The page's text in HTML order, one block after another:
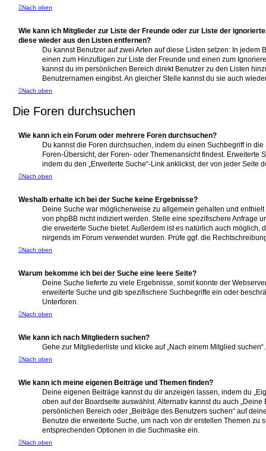
Nach oben
Wie kann ich Mitglieder zur Liste der Freunde oder zur Liste der
diese wieder aus den Listen entfernen?
Du kannst Benutzer auf zwei Arten auf diese Listen setzen: In jedem
einen zum Hinzufügen zur Liste der Freunde und einen zum
kannst du im persönlichen Bereich direkt Benutzer zu den Listen
Benutzernamen eingibst. An gleicher Stelle kannst du sie auch
Nach oben
Die Foren durchsuchen
Wie kann ich ein Forum oder mehrere Foren durchsuchen?
Du kannst die Foren durchsuchen, indem du einen Suchbegriff in
Foren-Übersicht, der Foren- oder Themenansicht findest. Erweiterte
indem du den „Erweiterte Suche“-Link anklickst, der von jeder Seite
Nach oben
Weshalb erhalte ich bei der Suche keine Ergebnisse?
Deine Suche war möglicherweise zu allgemein gehalten und
von phpBB nicht indiziert werden. Stelle eine spezifischere Anfrage
die erweiterte Suche bietet. Außerdem ist es natürlich auch möglich,
nirgends im Forum verwendet wurden. Prüfe ggf. die
Nach oben
Warum bekomme ich bei der Suche eine leere Seite?
Deine Suche lieferte zu viele Ergebnisse, somit konnte der
erweiterte Suche und gib spezifischere Suchbegriffe ein oder
Unterforen.
Nach oben
Wie kann ich nach Mitgliedern suchen?
Gehe zur Mitgliederliste und klicke auf „Nach einem Mitglied suchen“.
Nach oben
Wie kann ich meine eigenen Beiträge und Themen finden?
Deine eigenen Beiträge kannst du dir anzeigen lassen, indem du
oben auf der Boardseite auswählst. Alternativ kannst du auch
persönlichen Bereich oder „Beiträge des Benutzers suchen“ auf
Benutze die erweiterte Suche, um nach von dir erstellen Themen zu
entsprechenden Optionen in die Suchmaske ein.
Nach oben